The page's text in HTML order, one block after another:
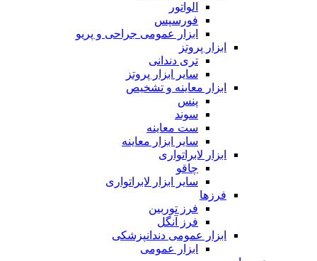
الواتور
فورسپس
ابزار عمومی جراحی و پریو
ابزار پروتز
تری دندانی
سایر ابزار پروتز
ابزار معاینه و تشخیص
پنس
سوند
ست معاینه
سایر ابزار معاینه
ابزار لابراتواری
چاقو
سایر ابزار لابراتواری
فرزها
فرز توربین
فرز آنگل
ابزار عمومی دندانپزشکی
ابزار عمومی